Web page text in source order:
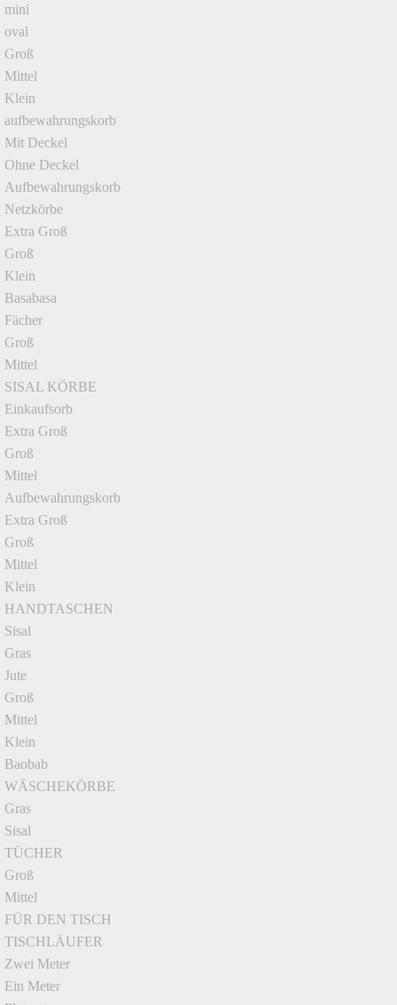
mini
oval
Groß
Mittel
Klein
aufbewahrungskorb
Mit Deckel
Ohne Deckel
Aufbewahrungskorb
Netzkörbe
Extra Groß
Groß
Klein
Basabasa
Fächer
Groß
Mittel
SISAL KÖRBE
Einkaufsorb
Extra Groß
Groß
Mittel
Aufbewahrungskorb
Extra Groß
Groß
Mittel
Klein
HANDTASCHEN
Sisal
Gras
Jute
Groß
Mittel
Klein
Baobab
WÄSCHEKÖRBE
Gras
Sisal
TÜCHER
Groß
Mittel
FÜR DEN TISCH
TISCHLÄUFER
Zwei Meter
Ein Meter